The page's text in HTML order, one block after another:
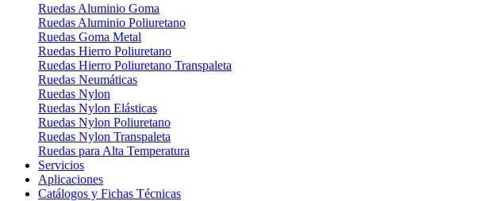
Ruedas Aluminio Goma
Ruedas Aluminio Poliuretano
Ruedas Goma Metal
Ruedas Hierro Poliuretano
Ruedas Hierro Poliuretano Transpaleta
Ruedas Neumáticas
Ruedas Nylon
Ruedas Nylon Elásticas
Ruedas Nylon Poliuretano
Ruedas Nylon Transpaleta
Ruedas para Alta Temperatura
Servicios
Aplicaciones
Catálogos y Fichas Técnicas